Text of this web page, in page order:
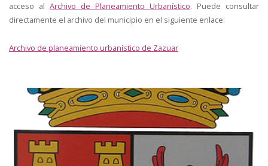
acceso al Archivo de Planeamiento Urbanístico. Puede consultar
directamente el archivo del municipio en el siguiente enlace:
Archivo de planeamiento urbanístico de Zazuar